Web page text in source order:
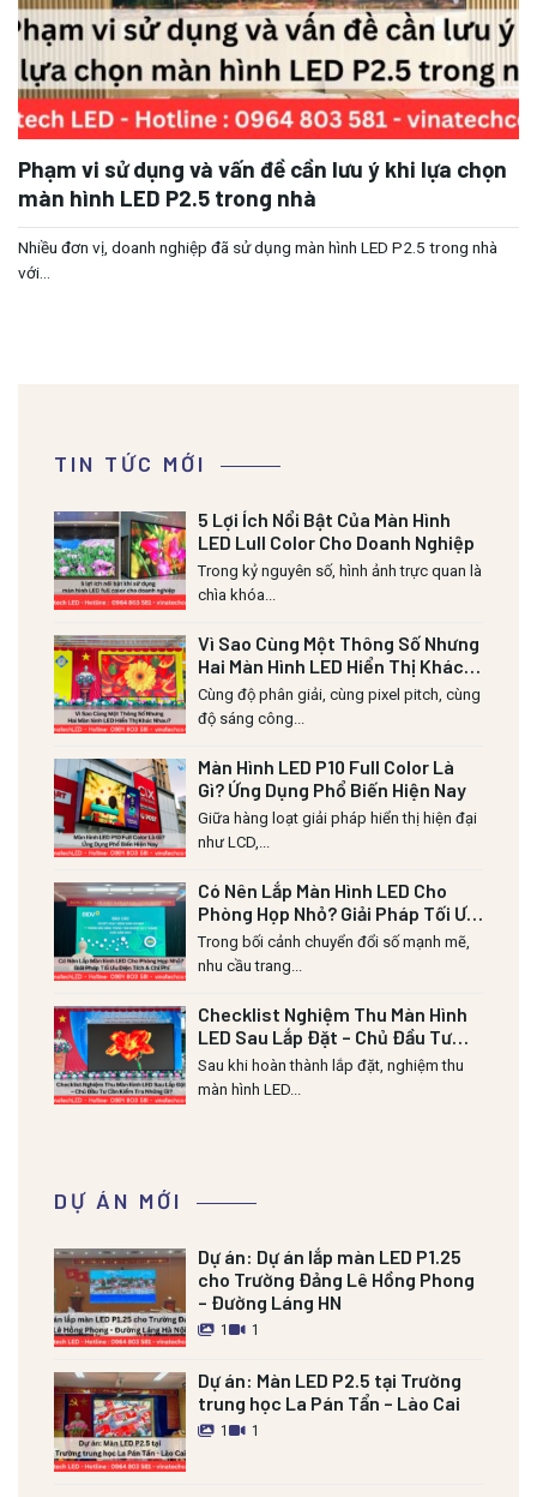
TIN TỨC MỚI
5 Lợi Ích Nổi Bật Của Màn Hình
LED Lull Color Cho Doanh Nghiệp
Trong kỷ nguyên số, hình ảnh trực quan là
chìa khóa...
Vì Sao Cùng Một Thông Số Nhưng
Hai Màn Hình LED Hiển Thị Khác
Nhau?
Cùng độ phân giải, cùng pixel pitch, cùng
độ sáng công...
Màn Hình LED P10 Full Color Là
Gì? Ứng Dụng Phổ Biến Hiện Nay
Giữa hàng loạt giải pháp hiển thị hiện đại
như LCD,...
Có Nên Lắp Màn Hình LED Cho
Phòng Họp Nhỏ? Giải Pháp Tối Ưu
Diện Tích & Chi Phí
Trong bối cảnh chuyển đổi số mạnh mẽ,
nhu cầu trang...
Checklist Nghiệm Thu Màn Hình
LED Sau Lắp Đặt – Chủ Đầu Tư
Cần Kiểm Tra Những Gì?
Sau khi hoàn thành lắp đặt, nghiệm thu
màn hình LED...
DỰ ÁN MỚI
Dự án: Dự án lắp màn LED P1.25
cho Trường Đảng Lê Hồng Phong
– Đường Láng HN
1 1
Dự án: Màn LED P2.5 tại Trường
trung học La Pán Tẩn – Lào Cai
1 1
Phạm vi sử dụng và vấn đề cần lưu ý khi lựa chọn
màn hình LED P2.5 trong nhà
Nhiều đơn vị, doanh nghiệp đã sử dụng màn hình LED P2.5 trong nhà
với...